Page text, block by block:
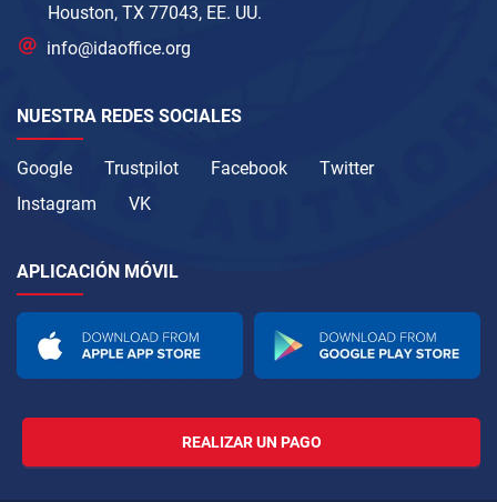
Houston, TX 77043, EE. UU.
info@idaoffice.org
NUESTRA REDES SOCIALES
Google Trustpilot Facebook
Twitter
Instagram
VK
APLICACIÓN MÓVIL
REALIZAR UN PAGO